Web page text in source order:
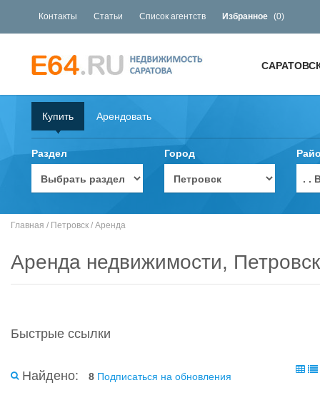
Контакты Статьи Список агентств Избранное (0)
Купить Арендовать
Раздел Город
. .
Главная / Петровск / Аренда
Аренда недвижимости, Петровск
Быстрые ссылки
Найдено: 8 Подписаться на обновления